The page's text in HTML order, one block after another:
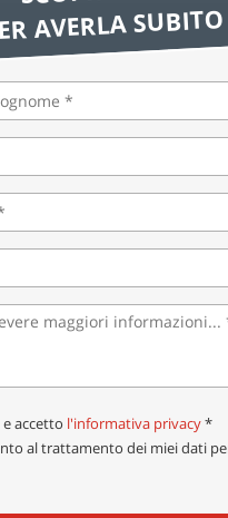
AVERLA
accetto l'informativa privacy*
al trattamento dei miei dati